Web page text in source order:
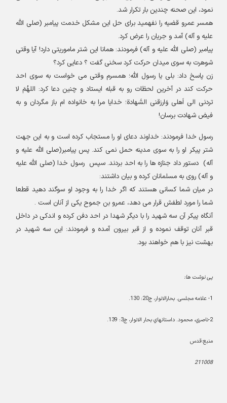
نمود، اين صحنه چندين بار تكرار شد.
همسر عمرو قضيه را نفهميد براى حل اين مشكل خدمت پيامبر (صلى الله
عليه و آله) آمد و جريان را عرض كرد.
پيامبر (صلى الله عليه و آله) فرمودند:همانا این شتر ماموريتى دارد! آيا وقتى
شوهرت به سوى ميدان حركت كرد سخنى گفت ؟ دعايى كرد؟
زن پاسخ داد: بلى يا رسول الله؛ همسرم وقتى مى خواست به سوى احد
حركت كند در آخرين لحظات رو به قبله ايستاد و چنين دعا كرد:اللهُمَ لا
تردنى الى اَهلى وَارزقنى الشَهادة؛ خدايا مرا به خانواده ام باز مگردان و به
فيض شهادت برسان!
رسول خدا فرمودند:خداوند دعاى او را مستجاب كرده است و به اين جهت
شتر پيكر او را به سوى مدينه حمل نمى كند. پس پيامبر(صلى الله عليه و
آله) دستور داد جنازه ها را به احد بردند. سپس‍رسول خدا (صلى الله عليه
و آله) روى به مسلمانان كرده و بیان داشتند:
در ميان شما كسانى هستند كه اگر خدا را به وجود او سوگند دهيد قطعا
شما را مورد لطفش قرار مى دهد، عمرو بن جموح يكى از آنان است.
آنگاه پيكر آن سه شهيد را با ديگر شهدا در احد دفن كرده و اندكى در داخل
قبر آنان توقف نموده و از قبر بيرون آمده و فرمودند:اين سه شهيد در
بهشت نيز با هم خواهند بود.
پی نوشت ها :
منبع:قدس
211008